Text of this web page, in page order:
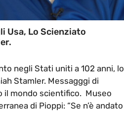
Usa, Lo Scienziato
negli Stati uniti a 102 anni, lo
Stamler. Messagggi di
il mondo scientifico. Museo
di Pioppi: “Se n’è andato